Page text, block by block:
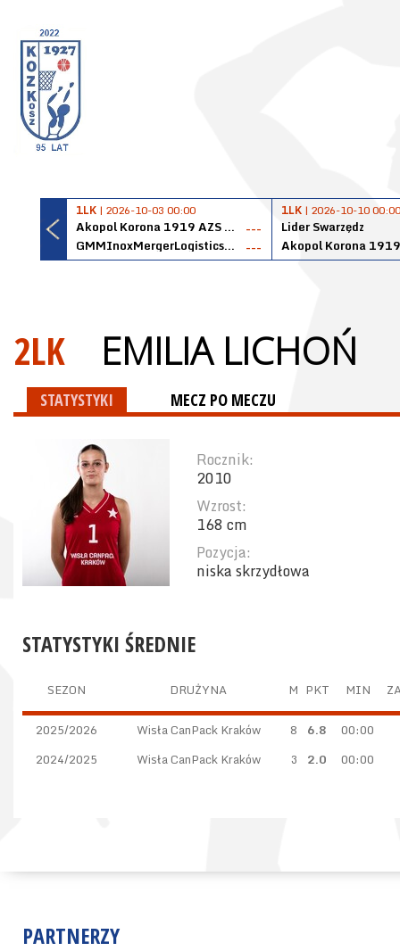
1LK | 2026-10-03 00:00
Akopol Korona 1919 AZS PK Kraków
---
GMMInoxMergerLogisticsPanteryŁańcut
---
1LK | 2026-10-10 00:00
Lider Swarzędz
2LK EMILIA LICHOŃ
STATYSTYKI MECZ PO MECZU
Rocznik:
2010
Wzrost:
168 cm
Pozycja:
niska skrzydłowa
STATYSTYKI ŚREDNIE
SEZON DRUŻYNA M PKT MIN
2025/2026 Wisła CanPack Kraków 8 6.8
00:00
2024/2025
Wisła CanPack Kraków 3 2.0 00:00
PARTNERZY